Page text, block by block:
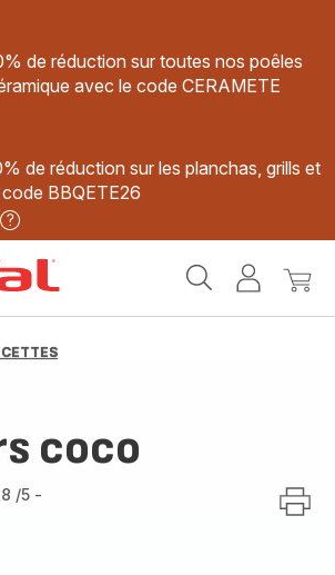
de réduction sur toutes nos poêles
avec le code CERAMETE
de réduction sur les planchas, grills et
BBQETE26
MonMon
coco
/5 -